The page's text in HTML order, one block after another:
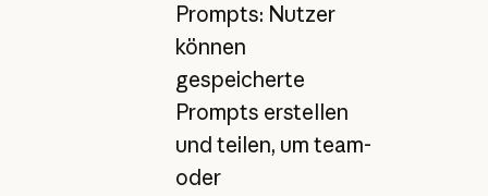
Prompts: Nutzer
können
gespeicherte
Prompts erstellen
und teilen, um team-
oder